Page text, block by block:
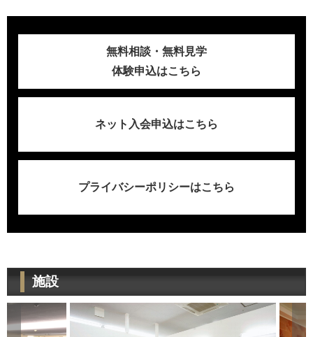
無料相談・無料見学
体験申込はこちら
ネット入会申込はこちら
プライバシーポリシーはこちら
施設